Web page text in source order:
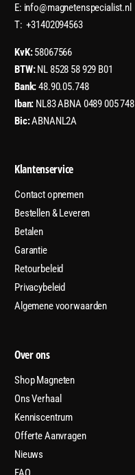
E: info@magnetenspecialist.nl
T: +31402094563
KvK:58067566
BTW:NL 8528 58 929 B01
Bank:48.90.05.748
Iban: NL83 ABNA 0489 005 748
Bic:ABNANL2A
Klantenservice
Contact opnemen
Bestellen & Leveren
Betalen
Garantie
Retourbeleid
Privacybeleid
Algemene voorwaarden
Over ons
Shop Magneten
Ons Verhaal
Kenniscentrum
Offerte Aanvragen
Nieuws